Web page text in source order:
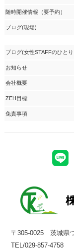
随時開催情報（要予約）
ブログ(現場)
ブログ(女性STAFFのひと
お知らせ
会社概要
ZEH目標
免責事項
〒305-0025 茨城県
TEL/029-857-4758